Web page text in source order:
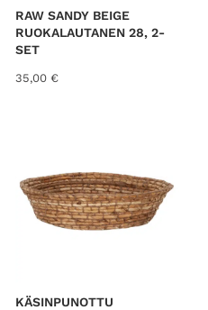
RAW SANDY BEIGE
RUOKALAUTANEN 28, 2-
SET
35,00 €
KÄSINPUNOTTU